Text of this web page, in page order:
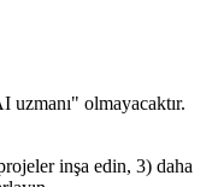
uzmanı" olmayacaktır.
inşa edin, 3) daha